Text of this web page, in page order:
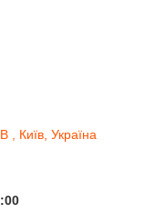
, Київ, Україна